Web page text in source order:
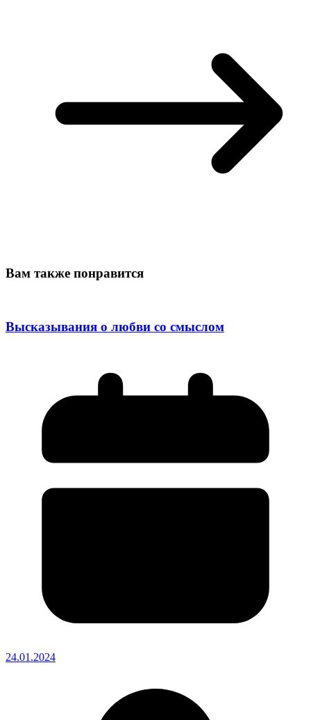
Вам также понравится
Высказывания о любви со смыслом
24.01.2024